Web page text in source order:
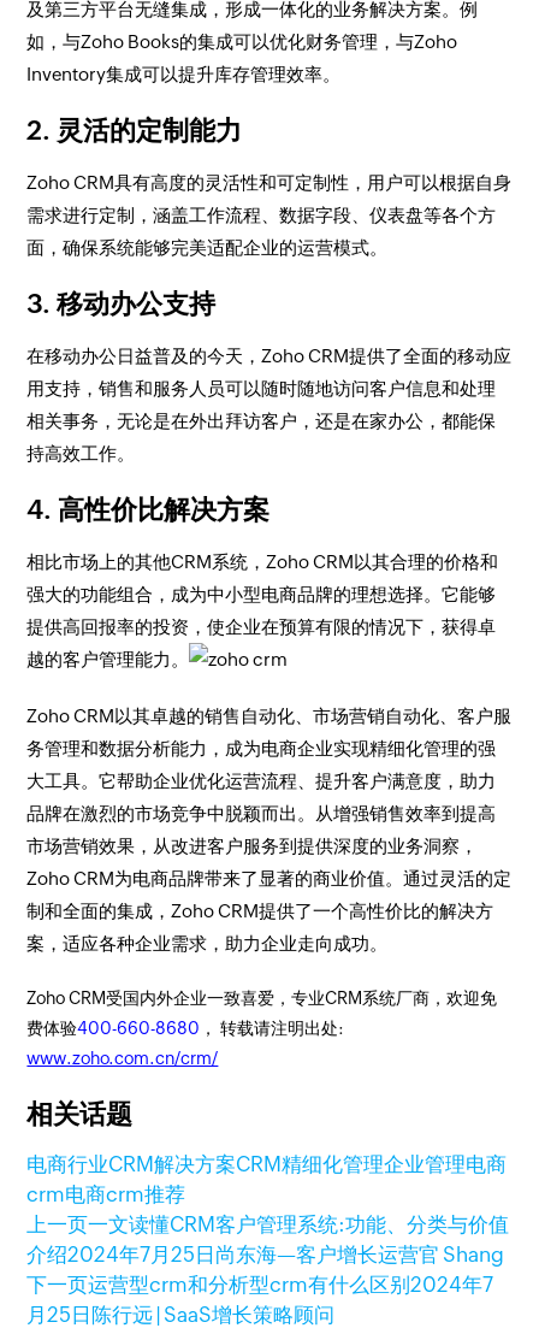
及第三方平台无缝集成，形成一体化的业务解决方案。例
如，与Zoho Books的集成可以优化财务管理，与Zoho
Inventory集成可以提升库存管理效率。
2. 灵活的定制能力
Zoho CRM具有高度的灵活性和可定制性，用户可以根据自身
需求进行定制，涵盖工作流程、数据字段、仪表盘等各个方
面，确保系统能够完美适配企业的运营模式。
3. 移动办公支持
在移动办公日益普及的今天，Zoho CRM提供了全面的移动应
用支持，销售和服务人员可以随时随地访问客户信息和处理
相关事务，无论是在外出拜访客户，还是在家办公，都能保
持高效工作。
4. 高性价比解决方案
相比市场上的其他CRM系统，Zoho CRM以其合理的价格和
强大的功能组合，成为中小型电商品牌的理想选择。它能够
提供高回报率的投资，使企业在预算有限的情况下，获得卓
越的客户管理能力。
Zoho CRM以其卓越的销售自动化、市场营销自动化、客户服
务管理和数据分析能力，成为电商企业实现精细化管理的强
大工具。它帮助企业优化运营流程、提升客户满意度，助力
品牌在激烈的市场竞争中脱颖而出。从增强销售效率到提高
市场营销效果，从改进客户服务到提供深度的业务洞察，
Zoho CRM为电商品牌带来了显著的商业价值。通过灵活的定
制和全面的集成，Zoho CRM提供了一个高性价比的解决方
案，适应各种企业需求，助力企业走向成功。
Zoho CRM受国内外企业一致喜爱，专业CRM系统厂商，欢迎免
费体验400-660-8680 ， 转载请注明出处:
www.zoho.com.cn/crm/
相关话题
电商行业CRM解决方案CRM精细化管理企业管理电商
crm电商crm推荐
上一页一文读懂CRM客户管理系统:功能、分类与价值
介绍2024年7月25日 尚东海—客户增长运营官 Shang
下一页运营型crm和分析型crm有什么区别2024年7
月25日 陈行远 | SaaS增长策略顾问